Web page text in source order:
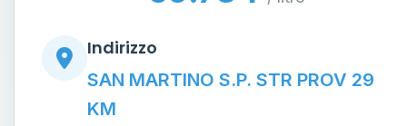
Indirizzo
SAN MARTINO S.P. STR PROV 29
KM